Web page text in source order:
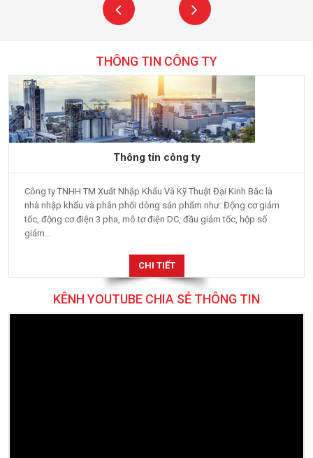
THÔNG TIN CÔNG TY
Thông tin công ty
Công ty TNHH TM Xuất Nhập Khẩu Và Kỹ Thuật Đại Kinh Bắc là
nhà nhập khẩu và phân phối dòng sản phẩm như: Động cơ giảm
tốc, động cơ điện 3 pha, mô tơ điện DC, đầu giảm tốc, hộp số
giảm...
KÊNH YOUTUBE CHIA SẺ THÔNG TIN